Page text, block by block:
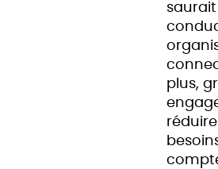
plus,